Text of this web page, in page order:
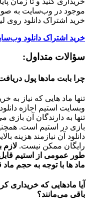
موجود در وب‌سایت به
خرید اشتراک دانلود روی
خرید اشتراک دانلود
سؤالات متداول:
چرا بابت مادها پول
تنها ماد هایی که نیاز به
وبسایت استیم اجازه
تنها به دارندگان آن بازی
بازی در استیم است.
دانلود آن نیازمند هزینه
رایگان ممکن نیست.
طور عمومی از استیم
ماد ها با توجه به حجم
آیا مادهایی که
باقی می‌مانند؟